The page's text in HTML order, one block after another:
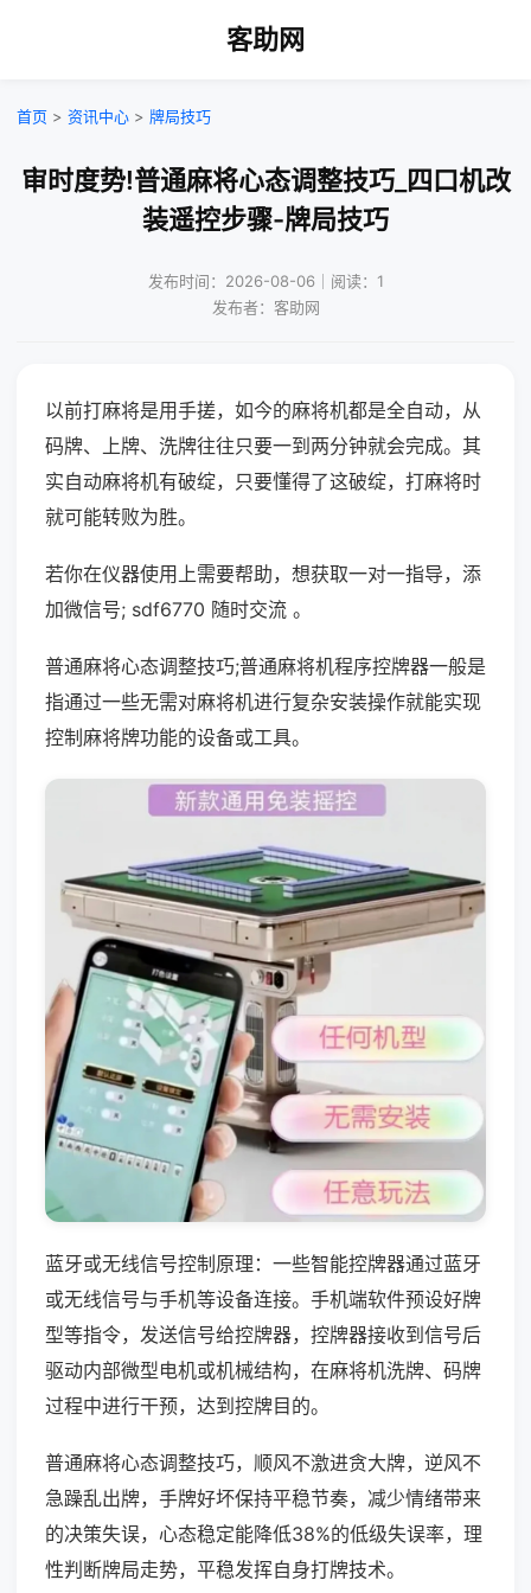
客助网
首页 > 资讯中心 > 牌局技巧
审时度势!普通麻将心态调整技巧_四口机改
装遥控步骤-牌局技巧
发布时间：2026-08-06｜阅读：1
发布者：客助网
以前打麻将是用手搓，如今的麻将机都是全自动，从
码牌、上牌、洗牌往往只要一到两分钟就会完成。其
实自动麻将机有破绽，只要懂得了这破绽，打麻将时
就可能转败为胜。
若你在仪器使用上需要帮助，想获取一对一指导，添
加微信号; sdf6770 随时交流 。
普通麻将心态调整技巧;普通麻将机程序控牌器一般是
指通过一些无需对麻将机进行复杂安装操作就能实现
控制麻将牌功能的设备或工具。
蓝牙或无线信号控制原理：一些智能控牌器通过蓝牙
或无线信号与手机等设备连接。手机端软件预设好牌
型等指令，发送信号给控牌器，控牌器接收到信号后
驱动内部微型电机或机械结构，在麻将机洗牌、码牌
过程中进行干预，达到控牌目的。
普通麻将心态调整技巧，顺风不激进贪大牌，逆风不
急躁乱出牌，手牌好坏保持平稳节奏，减少情绪带来
的决策失误，心态稳定能降低38%的低级失误率，理
性判断牌局走势，平稳发挥自身打牌技术。